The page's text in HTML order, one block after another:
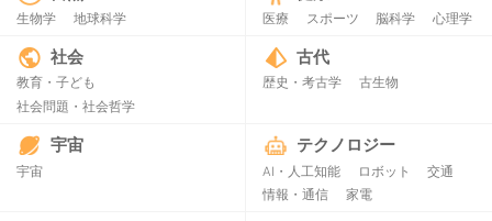
生物学 地球科学 医療 スポーツ 脳科学 心理学
社会
教育・子ども
社会問題・社会哲学
古代
歴史・考古学 古生物
宇宙
宇宙
テクノロジー
AI・人工知能 ロボット
交通
情報・通信
家電